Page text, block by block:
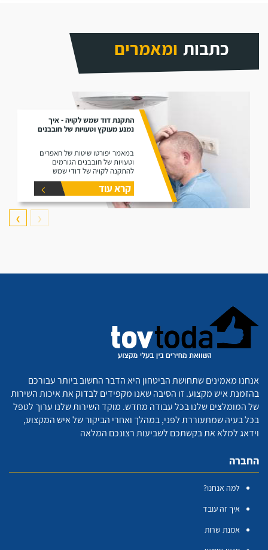
כתבות ומאמרים
התקנת דוד שמש לקויה - איך
נמנע מעוקץ וטעויות של חובבנים
במאמר יפורטו שיטות של חאפרים
וטעויות של חובבנים הגורמים
להתקנה לקויה של דודי שמש
קרא עוד
❮
❯
אנחנו מאמינים שתחושת הביטחון היא הדבר החשוב ביותר עבורכם
בהזמנת איש מקצוע. זו הסיבה שאנו מקפידים לבדוק את איכות השירות
של המומלצים שלנו בכל עבודה מחדש. מוקד השירות שלנו ערוך לטפל
בכל בעיה שמתעוררת לפני, במהלך ואחרי הביקור של איש המקצוע,
וידאג למלא את בקשתכם לשביעות רצונכם המלאה
החברה
למה אנחנו?
איך זה עובד
אמנת שרות